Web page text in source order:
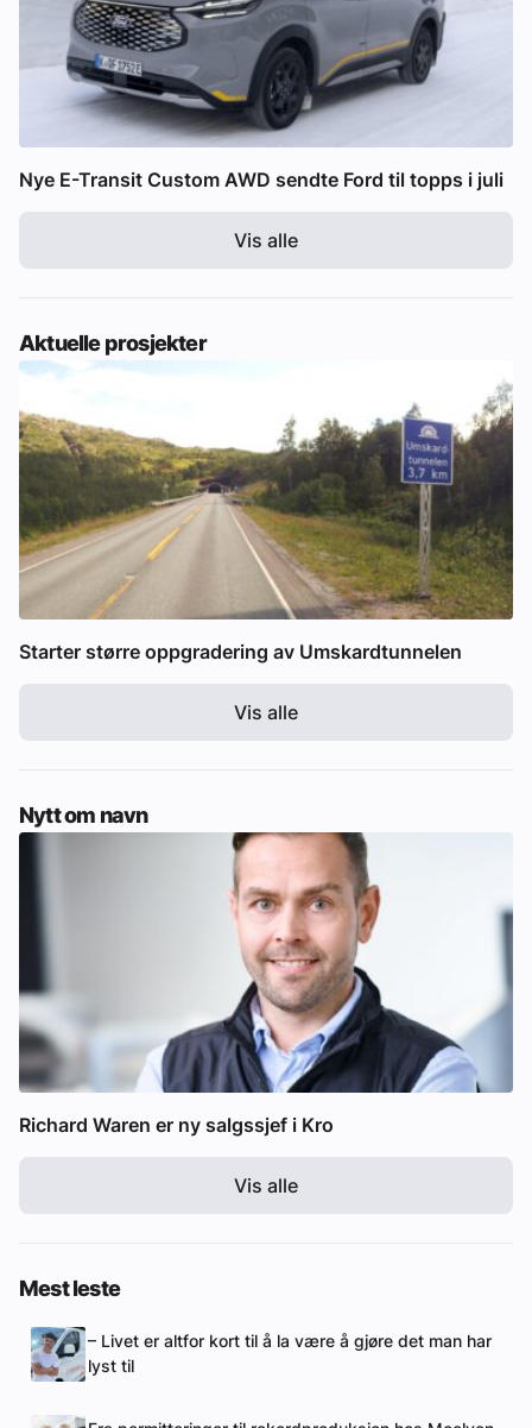
Nye E-Transit Custom AWD sendte Ford til topps i juli
Vis alle
Aktuelle prosjekter
Starter større oppgradering av Umskardtunnelen
Vis alle
Nytt om navn
Richard Waren er ny salgssjef i Kro
Vis alle
Mest leste
– Livet er altfor kort til å la være å gjøre det man har
lyst til